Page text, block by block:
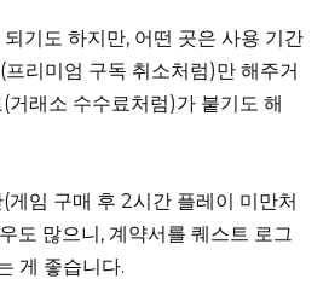
기도 하지만, 어떤 곳은 사용 기간
리미엄 구독 취소처럼)만 해주거
거래소 수수료처럼)가 붙기도 해
게임 구매 후 2시간 플레이 미만처
도 많으니, 계약서를 퀘스트 로그
게 좋습니다.